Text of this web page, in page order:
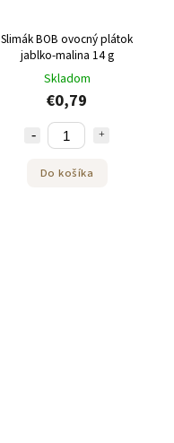
Slimák BOB ovocný plátok
jablko-malina 14 g
Skladom
€0,79
Do košíka